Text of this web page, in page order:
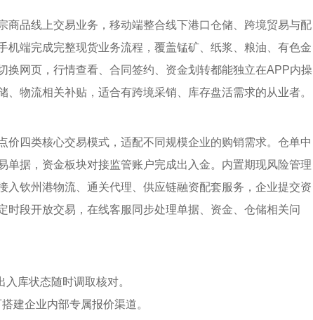
商品线上交易业务，移动端整合线下港口仓储、跨境贸易与配
端完成完整现货业务流程，覆盖锰矿、纸浆、粮油、有色金
换网页，行情查看、合同签约、资金划转都能独立在APP内操
物流相关补贴，适合有跨境采销、库存盘活需求的从业者。
价四类核心交易模式，适配不同规模企业的购销需求。仓单中
据，资金板块对接监管账户完成出入金。内置期现风险管理
钦州港物流、通关代理、供应链融资配套服务，企业提交资
段开放交易，在线客服同步处理单据、资金、仓储相关问
库状态随时调取核对。
建企业内部专属报价渠道。